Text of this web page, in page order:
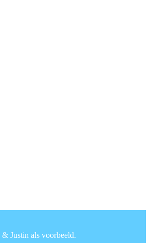
Justin als voorbeeld.